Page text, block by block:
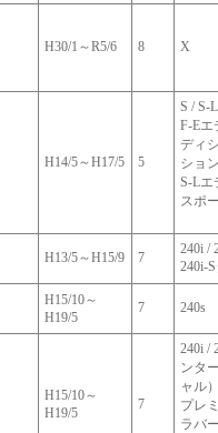
H30/1～R5/6 8 X
H14/5～H17/5 5
S / S-
F-Eエ
ディ
ショ
S-Lエ
スポ
H13/5～H15/9 7
240i /
240i-
H15/10～
H19/5
7 240s
H15/10～
H19/5
7
240i /
ンタ
ャル
プレ
ラバ